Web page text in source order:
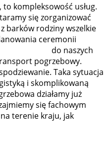
kompleksowość usług.
się zorganizować
barków rodziny wszelkie
ceremonii
do naszych
pogrzebowy.
Taka sytuacja
i skomplikowaną
działamy już
się fachowym
terenie kraju, jak